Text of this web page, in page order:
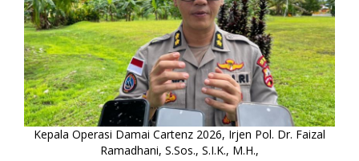
Kepala Operasi Damai Cartenz 2026, Irjen Pol. Dr. Faizal
Ramadhani, S.Sos., S.I.K., M.H.,